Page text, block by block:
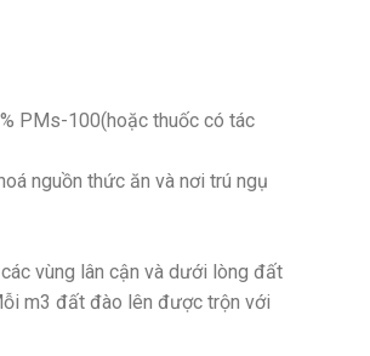
PMs-100(hoặc thuốc có tác
nguồn thức ăn và nơi trú ngụ
vùng lân cận và dưới lòng đất
m3 đất đào lên được trộn với